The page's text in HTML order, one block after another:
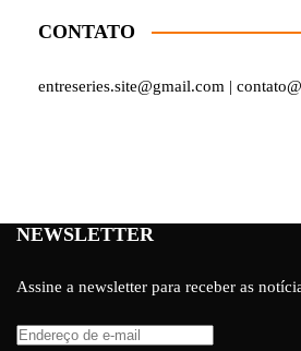
CONTATO
entreseries.site@gmail.com |
NEWSLETTER
Assine a newsletter para receber as
Endereço